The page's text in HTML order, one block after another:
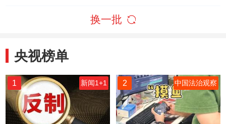
换一批
央视榜单
1 新闻1+1 2 中国法治观察